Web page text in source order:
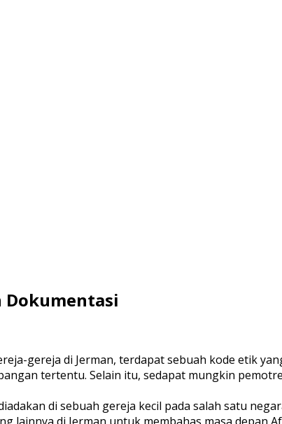
Dokumentasi
gereja di Jerman, terdapat sebuah kode etik
tertentu. Selain itu, sedapat mungkin
di sebuah gereja kecil pada salah satu